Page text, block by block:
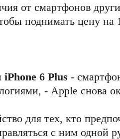
от смартфонов
поднимать цену на
iPhone 6 Plus -
- Apple снова
для тех, кто
с ним одной